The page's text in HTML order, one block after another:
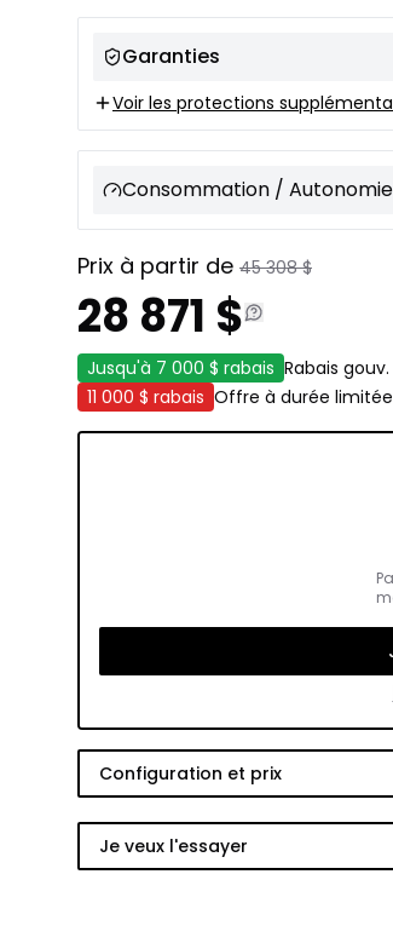
Garanties
Voir les protections
Consommation / Autonomie
Prix à partir de 45 308$
28 871 $
Jusqu'à 7 000 $ rabais Rabais gouv.
11 000 $ rabais Offre à durée limitée
Configuration et prix
Je veux l'essayer